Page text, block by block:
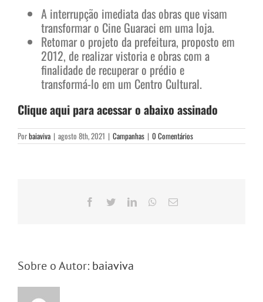
A interrupção imediata das obras que visam
transformar o Cine Guaraci em uma loja.
Retomar o projeto da prefeitura, proposto em
2012, de realizar vistoria e obras com a
finalidade de recuperar o prédio e
transformá-lo em um Centro Cultural.
Clique aqui para acessar o abaixo assinado
Porbaiaviva | agosto 8th, 2021 | Campanhas | 0 Comentários
Facebook
TwitterLinkedInWhatsApp
E-
Sobre o Autor: baiaviva